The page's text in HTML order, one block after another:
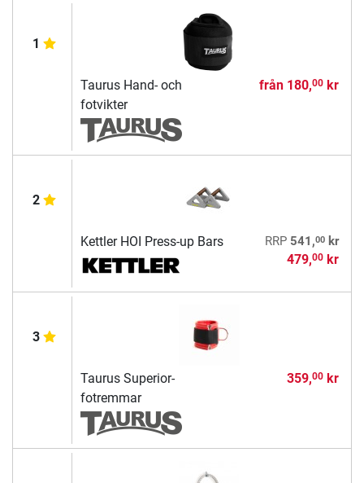
1
Taurus Hand- och
fotvikter
från 180,00kr
2
Kettler HOI Press-up Bars RRP 541,00kr
479,00kr
3
Taurus Superior-
fotremmar
359,00kr